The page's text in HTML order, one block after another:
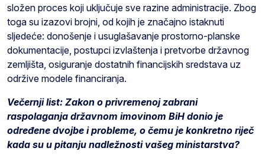
složen proces koji uključuje sve razine administracije. Zbog
toga su izazovi brojni, od kojih je značajno istaknuti
sljedeće: donošenje i usuglašavanje prostorno-planske
dokumentacije, postupci izvlaštenja i pretvorbe državnog
zemljišta, osiguranje dostatnih financijskih sredstava uz
održive modele financiranja.
Večernji list: Zakon o privremenoj zabrani
raspolaganja državnom imovinom BiH donio je
određene dvojbe i probleme, o čemu je konkretno riječ
kada su u pitanju nadležnosti vašeg ministarstva?